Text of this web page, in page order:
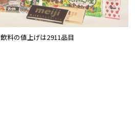
料の値上げは2911品目